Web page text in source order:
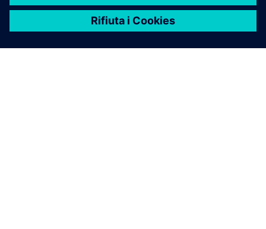
Ascolta
Podcast| Un'infrastruttura cloud sicura con Teamcenter X e